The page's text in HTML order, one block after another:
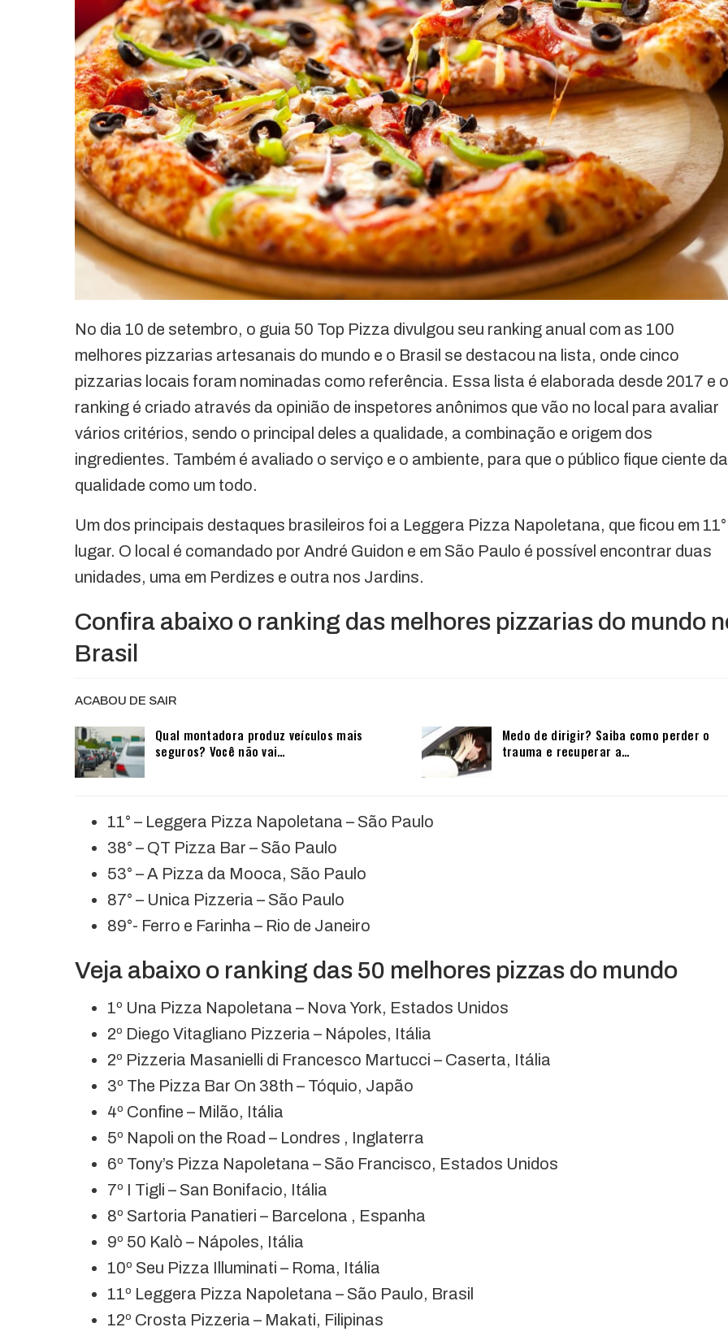
No dia 10 de setembro, o guia 50 Top Pizza divulgou seu ranking anual com as 100
melhores pizzarias artesanais do mundo e o Brasil se destacou na lista, onde cinco
pizzarias locais foram nominadas como referência. Essa lista é elaborada desde 2017 e o
ranking é criado através da opinião de inspetores anônimos que vão no local para avaliar
vários critérios, sendo o principal deles a qualidade, a combinação e origem dos
ingredientes. Também é avaliado o serviço e o ambiente, para que o público fique ciente da
qualidade como um todo.
Um dos principais destaques brasileiros foi a Leggera Pizza Napoletana, que ficou em 11°
lugar. O local é comandado por André Guidon e em São Paulo é possível encontrar duas
unidades, uma em Perdizes e outra nos Jardins.
Confira abaixo o ranking das melhores pizzarias do mundo
Brasil
ACABOU DE SAIR
Qual montadora produz veículos mais
seguros? Você não vai…
Medo de dirigir? Saiba como perder o
trauma e recuperar a…
11° – Leggera Pizza Napoletana – São Paulo
38° – QT Pizza Bar – São Paulo
53° – A Pizza da Mooca, São Paulo
87° – Unica Pizzeria – São Paulo
89°- Ferro e Farinha – Rio de Janeiro
Veja abaixo o ranking das 50 melhores pizzas do mundo
1º Una Pizza Napoletana – Nova York, Estados Unidos
2º Diego Vitagliano Pizzeria – Nápoles, Itália
2º Pizzeria Masanielli di Francesco Martucci – Caserta, Itália
3º The Pizza Bar On 38th – Tóquio, Japão
4º Confine – Milão, Itália
5º Napoli on the Road – Londres , Inglaterra
6º Tony’s Pizza Napoletana – São Francisco, Estados Unidos
7º I Tigli – San Bonifacio, Itália
8º Sartoria Panatieri – Barcelona , Espanha
9º 50 Kalò – Nápoles, Itália
10º Seu Pizza Illuminati – Roma, Itália
11º Leggera Pizza Napoletana – São Paulo, Brasil
12º Crosta Pizzeria – Makati, Filipinas